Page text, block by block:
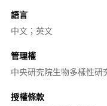
語言
中文；英文
管理權
中央研究院生物多樣性研
授權條款